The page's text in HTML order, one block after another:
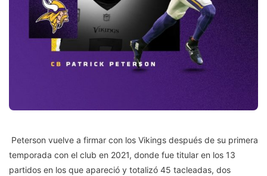
Peterson vuelve a firmar con los Vikings después de su primera
temporada con el club en 2021, donde fue titular en los 13
partidos en los que apareció y totalizó 45 tacleadas, dos